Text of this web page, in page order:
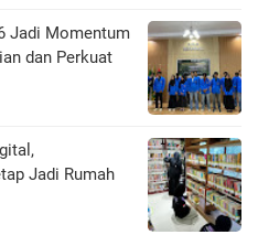
Jadi Momentum
dan Perkuat
Jadi Rumah